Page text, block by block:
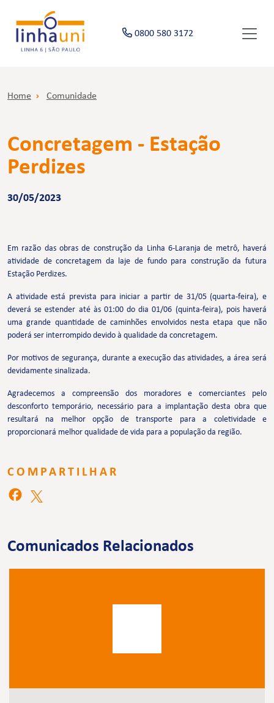
0800 580 3172
Home Comunidade
Concretagem - Estação
Perdizes
30/05/2023
Em razão das obras de construção da Linha 6-Laranja de metrô, haverá
atividade de concretagem da laje de fundo para construção da futura
Estação Perdizes.
A atividade está prevista para iniciar a partir de 31/05 (quarta-feira), e
deverá se estender até às 01:00 do dia 01/06 (quinta-feira), pois haverá
uma grande quantidade de caminhões envolvidos nesta etapa que não
poderá ser interrompido devido à qualidade da concretagem.
Por motivos de segurança, durante a execução das atividades, a área será
devidamente sinalizada.
Agradecemos a compreensão dos moradores e comerciantes pelo
desconforto temporário, necessário para a implantação desta obra que
resultará na melhor opção de transporte para a coletividade e
proporcionará melhor qualidade de vida para a população da região.
COMPARTILHAR
Comunicados Relacionados